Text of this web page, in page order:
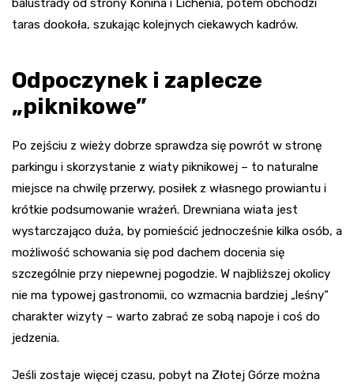
balustrady od strony Konina i Lichenia, potem obchodzi
taras dookoła, szukając kolejnych ciekawych kadrów.
Odpoczynek i zaplecze
„piknikowe”
Po zejściu z wieży dobrze sprawdza się powrót w stronę
parkingu i skorzystanie z wiaty piknikowej – to naturalne
miejsce na chwilę przerwy, posiłek z własnego prowiantu i
krótkie podsumowanie wrażeń. Drewniana wiata jest
wystarczająco duża, by pomieścić jednocześnie kilka osób, a
możliwość schowania się pod dachem docenia się
szczególnie przy niepewnej pogodzie. W najbliższej okolicy
nie ma typowej gastronomii, co wzmacnia bardziej „leśny”
charakter wizyty – warto zabrać ze sobą napoje i coś do
jedzenia.
Jeśli zostaje więcej czasu, pobyt na Złotej Górze można